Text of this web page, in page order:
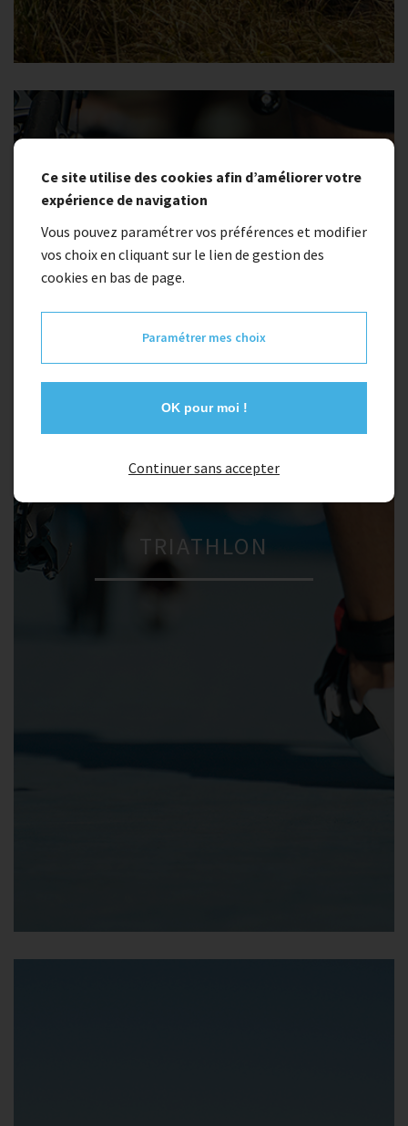
TRIATHLON
Ce site utilise des cookies afin d’améliorer votre
expérience de navigation
Vous pouvez paramétrer vos préférences et modifier
vos choix en cliquant sur le lien de gestion des
cookies en bas de page.
Paramétrer mes choix
OK pour moi !
Continuer sans accepter